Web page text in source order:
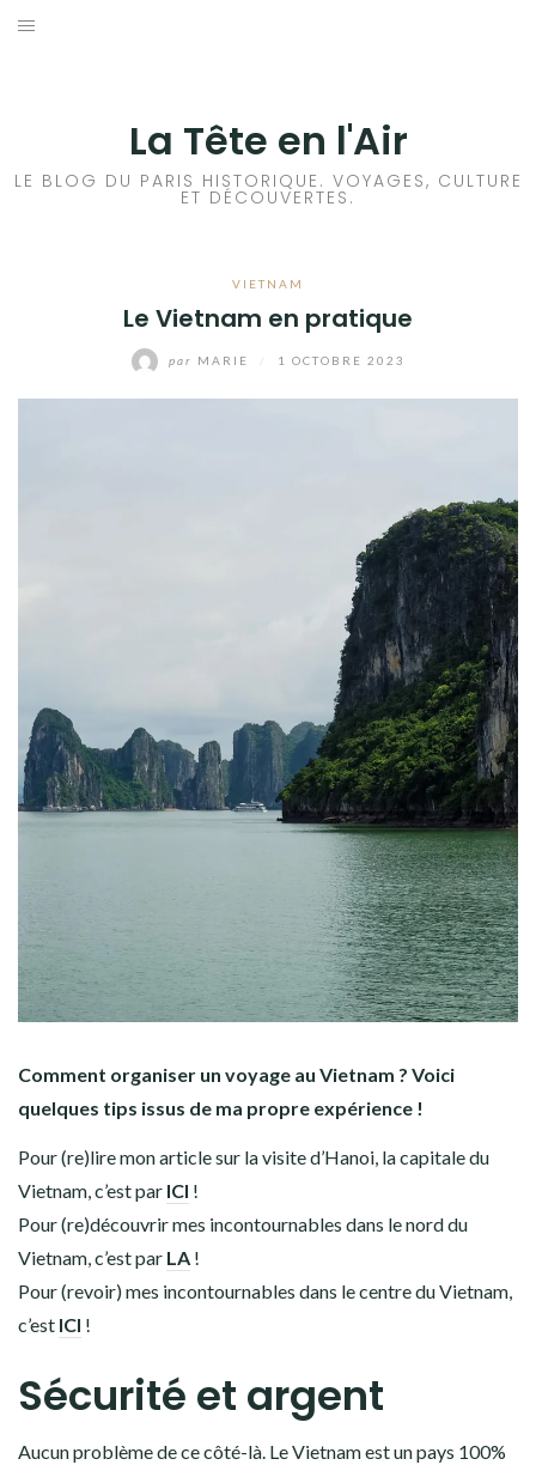
Aller
La Tête en l'Air
LE BLOG DU PARIS HISTORIQUE. VOYAGES, CULTURE
ET DÉCOUVERTES.
VIETNAM
Le Vietnam en pratique
par MARIE 1 OCTOBRE 2023
Comment organiser un voyage au Vietnam ? Voici
quelques tips issus de ma propre expérience !
Pour (re)lire mon article sur la visite d’Hanoi, la capitale du
Vietnam, c’est par ICI !
Pour (re)découvrir mes incontournables dans le nord du
Vietnam, c’est par LA !
Pour (revoir) mes incontournables dans le centre du Vietnam,
c’est ICI !
Sécurité et argent
Aucun problème de ce côté-là. Le Vietnam est un pays 100%
HISTOIRES EN ILE DE FRANCE